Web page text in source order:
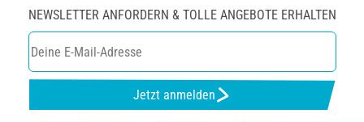
NEWSLETTER ANFORDERN & TOLLE ANGEBOTE ERHALTEN
Jetzt anmelden